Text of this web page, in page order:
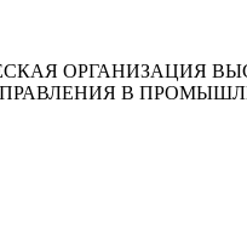
ОРГАНИЗАЦИЯ
В